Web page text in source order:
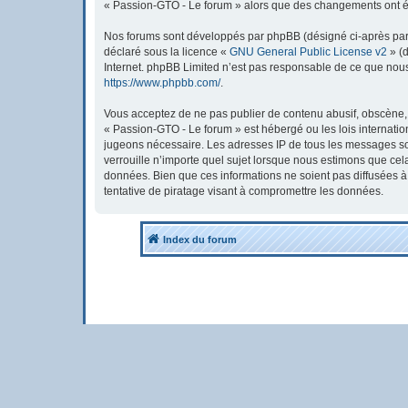
« Passion-GTO - Le forum » alors que des changements
Nos forums sont développés par phpBB (désigné ci-après
déclaré sous la licence « GNU General Public License v2 »
Internet. phpBB Limited n’est pas responsable de ce que
https://www.phpbb.com/.
Vous acceptez de ne pas publier de contenu abusif,
« Passion-GTO - Le forum » est hébergé ou les lois
jugeons nécessaire. Les adresses IP de tous les messages
verrouille n’importe quel sujet lorsque nous estimons que
données. Bien que ces informations ne soient pas diffusées
tentative de piratage visant à compromettre les données.
Index du forum